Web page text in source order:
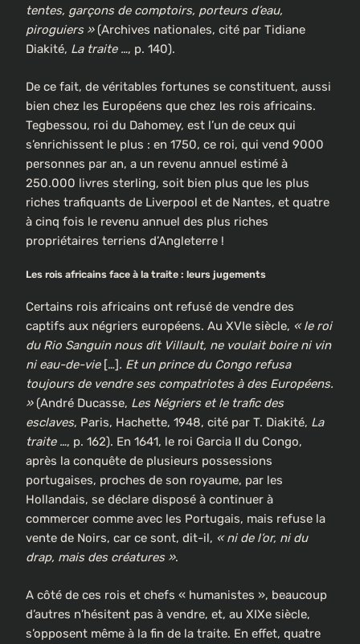
tentes, garçons de comptoirs, porteurs d’eau,
piroguiers »(Archives nationales, cité par Tidiane
Diakité, La traite …, p. 140).
De ce fait, de véritables fortunes se constituent, aussi
bien chez les Européens que chez les rois africains.
Tegbessou, roi du Dahomey, est l’un de ceux qui
s’enrichissent le plus : en 1750, ce roi, qui vend 9000
personnes par an, a un revenu annuel estimé à
250.000 livres sterling, soit bien plus que les plus
riches trafiquants de Liverpool et de Nantes, et quatre
à cinq fois le revenu annuel des plus riches
propriétaires terriens d’Angleterre !
Les rois africains face à la traite : leurs jugements
Certains rois africains ont refusé de vendre des
captifs aux négriers européens. Au XVIe siècle, « le roi
du Rio Sanguin nous dit Villault, ne voulait boire ni vin
ni eau-de-vie […]. Et un prince du Congo refusa
toujours de vendre ses compatriotes à des Européens.
»(André Ducasse, Les Négriers et le trafic des
esclaves, Paris, Hachette, 1948, cité par T. Diakité, La
traite …, p. 162). En 1641, le roi Garcia II du Congo,
après la conquête de plusieurs possessions
portugaises, proches de son royaume, par les
Hollandais, se déclare disposé à continuer à
commercer comme avec les Portugais, mais refuse la
vente de Noirs, car ce sont, dit-il, « ni de l’or, ni du
drap, mais des créatures ».
A côté de ces rois et chefs « humanistes », beaucoup
d’autres n’hésitent pas à vendre, et, au XIXe siècle,
s’opposent même à la fin de la traite. En effet, quatre